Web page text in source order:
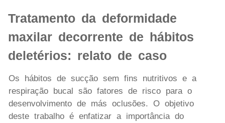
Tratamento da deformidade
maxilar decorrente de hábitos
deletérios: relato de caso
Os hábitos de sucção sem fins nutritivos e a
respiração bucal são fatores de risco para o
desenvolvimento de más oclusões. O objetivo
deste trabalho é enfatizar a importância do